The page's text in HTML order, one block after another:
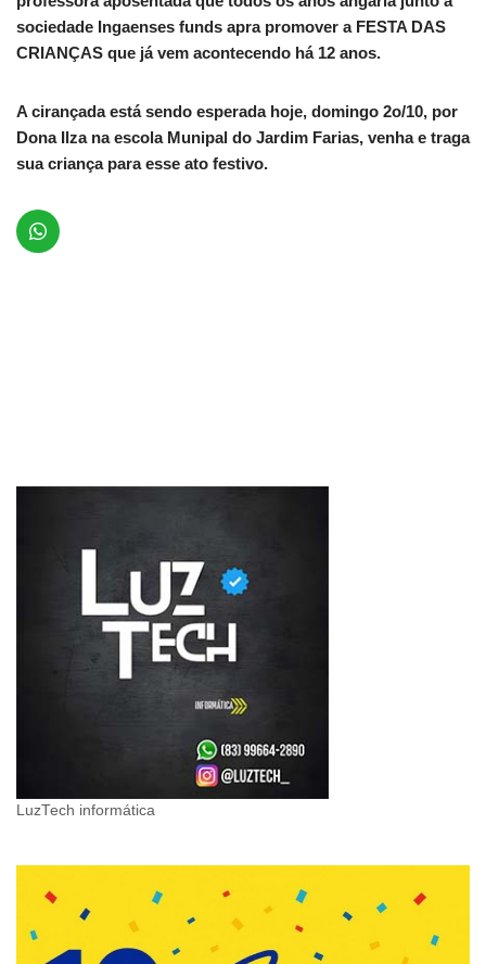
sociedade Ingaenses funds apra promover a FESTA DAS
CRIANÇAS que já vem acontecendo há 12 anos.
A cirançada está sendo esperada hoje, domingo 2o/10, por
Dona Ilza na escola Munipal do Jardim Farias, venha e traga
sua criança para esse ato festivo.
LuzTech informática